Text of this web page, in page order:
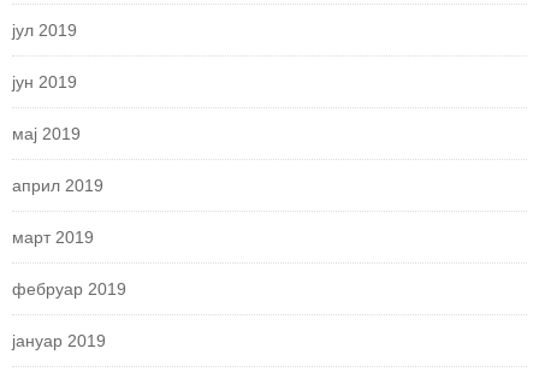
јул 2019
јун 2019
мај 2019
април 2019
март 2019
фебруар 2019
јануар 2019